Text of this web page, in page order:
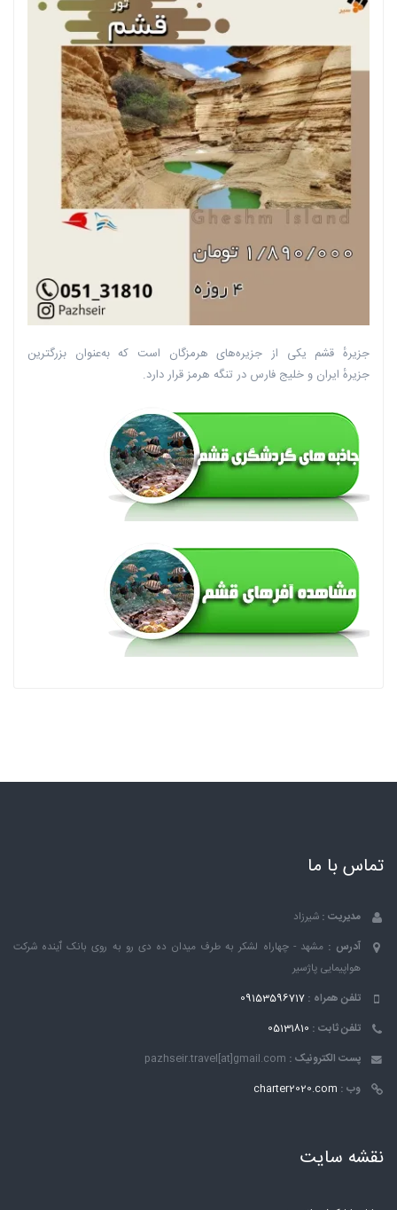
جزیرهٔ قشم یکی از جزیره‌های هرمزگان است که به‌عنوان بزرگترین
جزیرهٔ ایران و خلیج فارس در تنگه هرمز قرار دارد.
تماس با ما
مدیریت : شیرزاد
آدرس : مشهد - چهاراه لشکر به طرف میدان ده دی رو به روی بانک ٱینده شرکت
هواپیمایی پاژسیر
تلفن همراه : 09153596717
تلفن ثابت : 05131810
پست الکترونیک : pazhseir.travel[at]gmail.com
وب : charter2020.com
نقشه سایت